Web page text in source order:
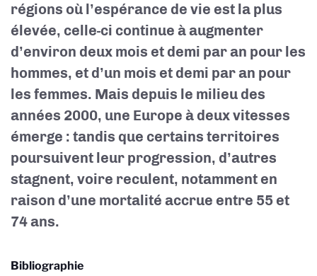
régions où l’espérance de vie est la plus
élevée, celle-ci continue à augmenter
d’environ deux mois et demi par an pour les
hommes, et d’un mois et demi par an pour
les femmes. Mais depuis le milieu des
années 2000, une Europe à deux vitesses
émerge : tandis que certains territoires
poursuivent leur progression, d’autres
stagnent, voire reculent, notamment en
raison d’une mortalité accrue entre 55 et
74 ans.
Bibliographie